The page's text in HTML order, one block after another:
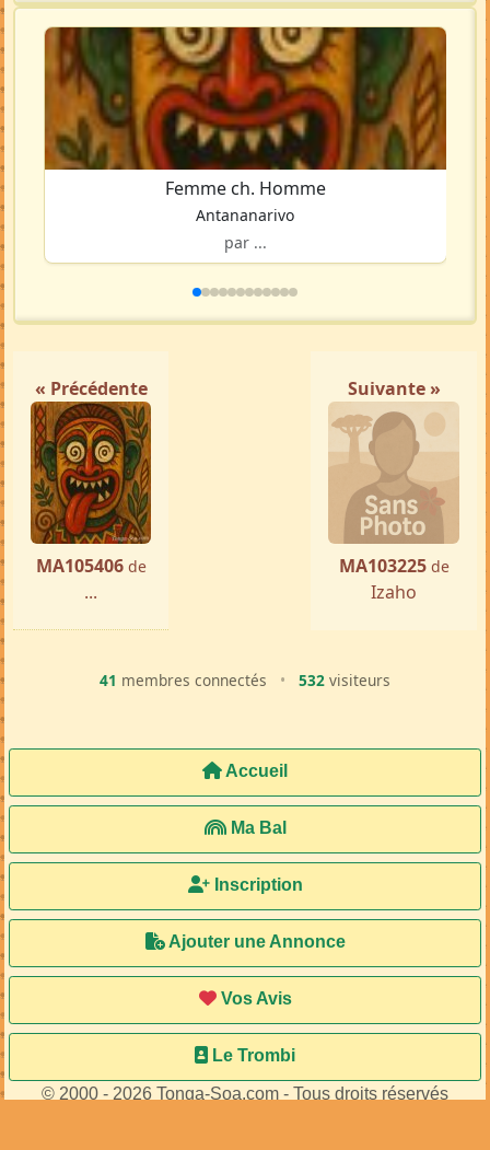
Femme ch. Homme
Antananarivo
par ...
« Précédente
MA105406 de
...
Suivante »
MA103225 de
Izaho
41 membres connectés • 532 visiteurs
Accueil
Ma Bal
Inscription
Ajouter une Annonce
Vos Avis
Le Trombi
© 2000 - 2026 Tonga-Soa.com - Tous droits réservés